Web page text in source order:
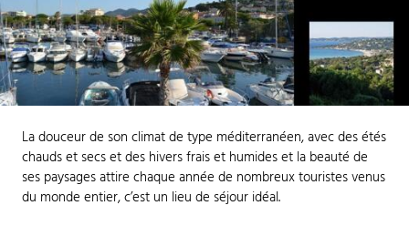
La douceur de son climat de type méditerranéen, avec des étés
chauds et secs et des hivers frais et humides et la beauté de
ses paysages attire chaque année de nombreux touristes venus
du monde entier, c’est un lieu de séjour idéal.